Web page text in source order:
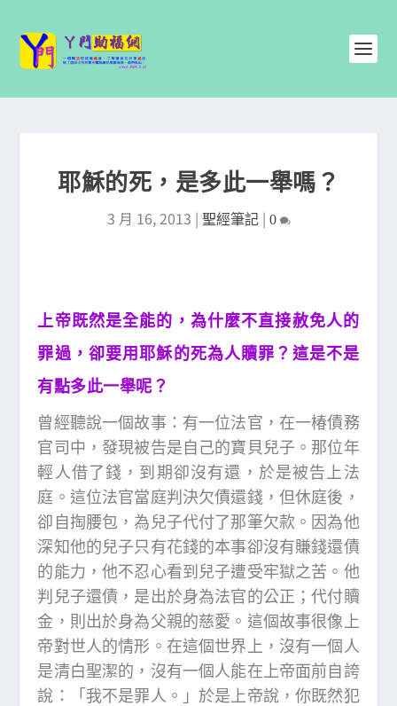
耶穌的死，是多此一舉嗎？
3 月 16, 2013 | 聖經筆記| 0
上帝既然是全能的，為什麼不直接赦免人的
罪過，卻要用耶穌的死為人贖罪？這是不是
有點多此一舉呢？
曾經聽說一個故事：有一位法官，在一椿債務
官司中，發現被告是自己的寶貝兒子。那位年
輕人借了錢，到期卻沒有還，於是被告上法
庭。這位法官當庭判決欠債還錢，但休庭後，
卻自掏腰包，為兒子代付了那筆欠款。因為他
深知他的兒子只有花錢的本事卻沒有賺錢還債
的能力，他不忍心看到兒子遭受牢獄之苦。他
判兒子還債，是出於身為法官的公正；代付贖
金，則出於身為父親的慈愛。這個故事很像上
帝對世人的情形。在這個世界上，沒有一個人
是清白聖潔的，沒有一個人能在上帝面前自誇
說：「我不是罪人。」於是上帝說，你既然犯